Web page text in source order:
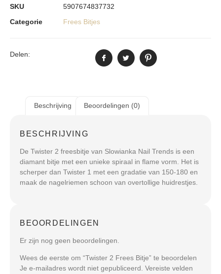
SKU
5907674837732
Categorie
Frees Bitjes
Delen:
Beschrijving Beoordelingen (0)
BESCHRIJVING
De Twister 2 freesbitje van Slowianka Nail Trends is een
diamant bitje met een unieke spiraal in flame vorm. Het is
scherper dan Twister 1 met een gradatie van 150-180 en
maak de nagelriemen schoon van overtollige huidrestjes.
BEOORDELINGEN
Er zijn nog geen beoordelingen.
Wees de eerste om “Twister 2 Frees Bitje” te beoordelen
Je e-mailadres wordt niet gepubliceerd. Vereiste velden